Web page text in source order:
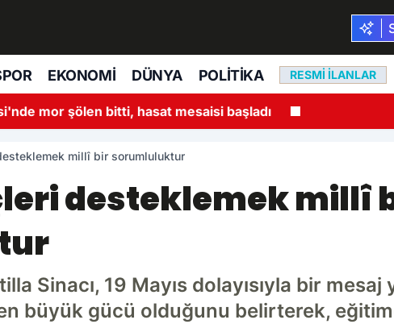
EKONOMI DÜNYA POLITIKA RESMI İLANLAR
millî bir sorumluluktur
desteklemek millî
Sinacı, 19 Mayıs dolayısıyla bir mesaj
büyük gücü olduğunu belirterek,